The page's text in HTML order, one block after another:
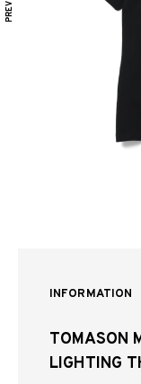
INFORMATION
TOMASON
LIGHTING